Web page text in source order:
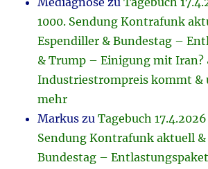
1000. Sendung Kontrafunk
Espendiller & Bundestag –
& Trump – Einigung mit Iran?
Industriestrompreis kommt &
mehr
Markus zuTagebuch
Sendung Kontrafunk aktuell
Bundestag –